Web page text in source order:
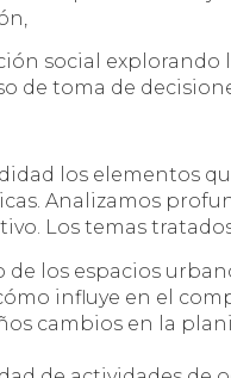
social
de toma de
los elementos
Analizamos
Los temas
de los espacios
influye en el
cambios en la